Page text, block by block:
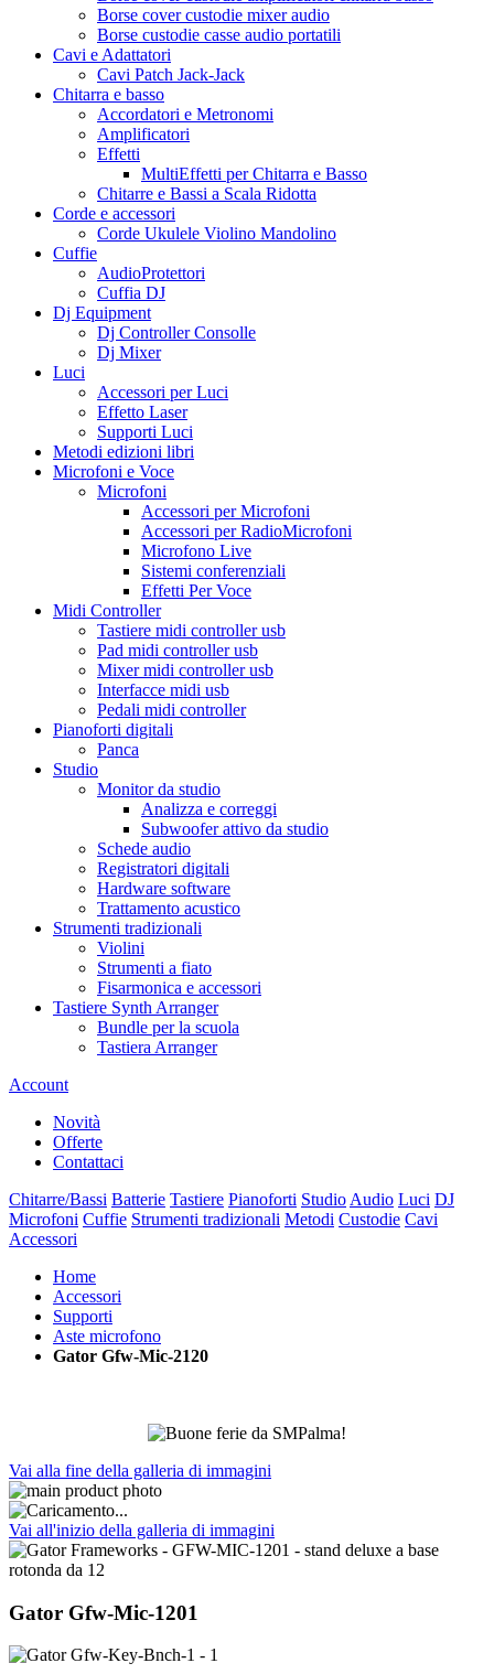
Borse cover custodie mixer audio
Borse custodie casse audio portatili
Cavi e Adattatori
Cavi Patch Jack-Jack
Chitarra e basso
Accordatori e Metronomi
Amplificatori
Effetti
MultiEffetti per Chitarra e Basso
Chitarre e Bassi a Scala Ridotta
Corde e accessori
Corde Ukulele Violino Mandolino
Cuffie
AudioProtettori
Cuffia DJ
Dj Equipment
Dj Controller Consolle
Dj Mixer
Luci
Accessori per Luci
Effetto Laser
Supporti Luci
Metodi edizioni libri
Microfoni e Voce
Microfoni
Accessori per Microfoni
Accessori per RadioMicrofoni
Microfono Live
Sistemi conferenziali
Effetti Per Voce
Midi Controller
Tastiere midi controller usb
Pad midi controller usb
Mixer midi controller usb
Interfacce midi usb
Pedali midi controller
Pianoforti digitali
Panca
Studio
Monitor da studio
Analizza e correggi
Subwoofer attivo da studio
Schede audio
Registratori digitali
Hardware software
Trattamento acustico
Strumenti tradizionali
Violini
Strumenti a fiato
Fisarmonica e accessori
Tastiere Synth Arranger
Bundle per la scuola
Tastiera Arranger
Account
Novità
Offerte
Contattaci
Chitarre/Bassi Batterie Tastiere Pianoforti Studio Audio Luci DJ
Microfoni Cuffie Strumenti tradizionali Metodi Custodie Cavi
Accessori
Home
Accessori
Supporti
Aste microfono
Gator Gfw-Mic-2120
Vai alla fine della galleria di immagini
Vai all'inizio della galleria di immagini
Gator Gfw-Mic-1201